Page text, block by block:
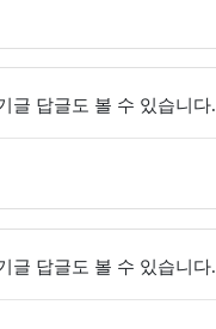
글 답글도 볼 수 있습니다.
글 답글도 볼 수 있습니다.